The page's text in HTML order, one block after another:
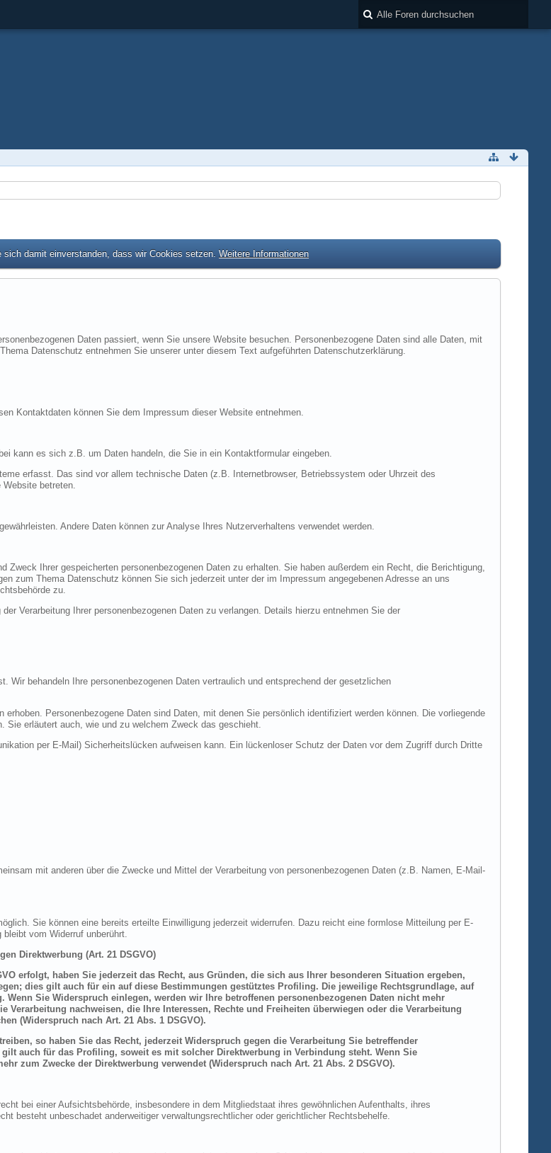
damit einverstanden, dass wir Cookies setzen. Weitere Informationen
Daten passiert, wenn Sie unsere Website besuchen. Personenbezogene Daten sind alle Daten, mit
Datenschutz entnehmen Sie unserer unter diesem Text aufgeführten Datenschutzerklärung.
Kontaktdaten können Sie dem Impressum dieser Website entnehmen.
kann es sich z.B. um Daten handeln, die Sie in ein Kontaktformular eingeben.
erfasst. Das sind vor allem technische Daten (z.B. Internetbrowser, Betriebssystem oder Uhrzeit des
betreten.
Andere Daten können zur Analyse Ihres Nutzerverhaltens verwendet werden.
Ihrer gespeicherten personenbezogenen Daten zu erhalten. Sie haben außerdem ein Recht, die Berichtigung,
zum Thema Datenschutz können Sie sich jederzeit unter der im Impressum angegebenen Adresse an uns
zu.
Verarbeitung Ihrer personenbezogenen Daten zu verlangen. Details hierzu entnehmen Sie der
Wir behandeln Ihre personenbezogenen Daten vertraulich und entsprechend der gesetzlichen
Personenbezogene Daten sind Daten, mit denen Sie persönlich identifiziert werden können. Die vorliegende
Sie erläutert auch, wie und zu welchem Zweck das geschieht.
per E-Mail) Sicherheitslücken aufweisen kann. Ein lückenloser Schutz der Daten vor dem Zugriff durch Dritte
mit anderen über die Zwecke und Mittel der Verarbeitung von personenbezogenen Daten (z.B. Namen, E-Mail-
Sie können eine bereits erteilte Einwilligung jederzeit widerrufen. Dazu reicht eine formlose Mitteilung per E-
vom Widerruf unberührt.
Direktwerbung (Art. 21 DSGVO)
erfolgt, haben Sie jederzeit das Recht, aus Gründen, die sich aus Ihrer besonderen Situation ergeben,
dies gilt auch für ein auf diese Bestimmungen gestütztes Profiling. Die jeweilige Rechtsgrundlage, auf
Sie Widerspruch einlegen, werden wir Ihre betroffenen personenbezogenen Daten nicht mehr
nachweisen, die Ihre Interessen, Rechte und Freiheiten überwiegen oder die Verarbeitung
(Widerspruch nach Art. 21 Abs. 1 DSGVO).
so haben Sie das Recht, jederzeit Widerspruch gegen die Verarbeitung Sie betreffender
auch für das Profiling, soweit es mit solcher Direktwerbung in Verbindung steht. Wenn Sie
zum Zwecke der Direktwerbung verwendet (Widerspruch nach Art. 21 Abs. 2 DSGVO).
bei einer Aufsichtsbehörde, insbesondere in dem Mitgliedstaat ihres gewöhnlichen Aufenthalts, ihres
besteht unbeschadet anderweitiger verwaltungsrechtlicher oder gerichtlicher Rechtsbehelfe.